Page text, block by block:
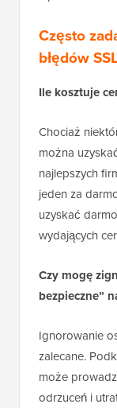
Często
błędów
Ile kosztuje
Chociaż
można
najlepszych
jeden za
uzyskać
wydających
Czy mogę
bezpieczne”
Ignorowanie
zalecane.
może
odrzuceń i